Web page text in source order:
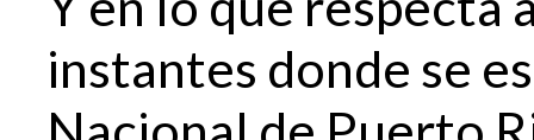
instantes donde se